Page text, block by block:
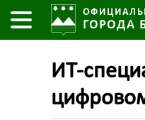
ГОРОДА
ИТ-